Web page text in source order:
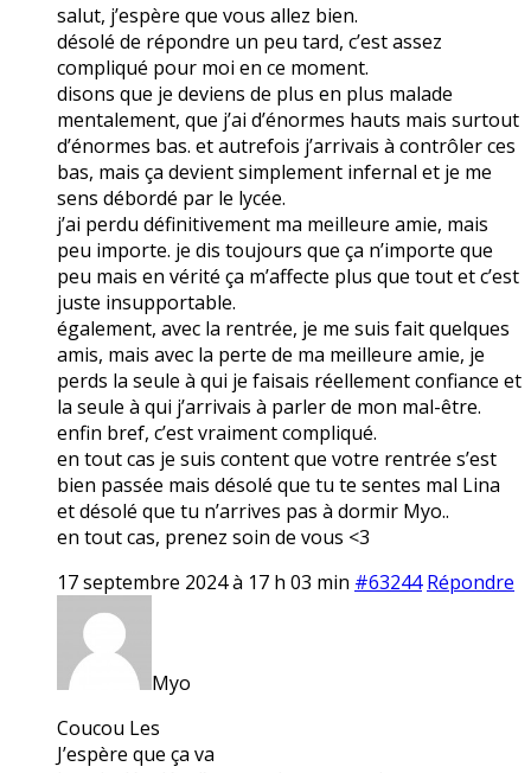
salut, j’espère que vous allez bien.
désolé de répondre un peu tard, c’est assez
compliqué pour moi en ce moment.
disons que je deviens de plus en plus malade
mentalement, que j’ai d’énormes hauts mais surtout
d’énormes bas. et autrefois j’arrivais à contrôler ces
bas, mais ça devient simplement infernal et je me
sens débordé par le lycée.
j’ai perdu définitivement ma meilleure amie, mais
peu importe. je dis toujours que ça n’importe que
peu mais en vérité ça m’affecte plus que tout et c’est
juste insupportable.
également, avec la rentrée, je me suis fait quelques
amis, mais avec la perte de ma meilleure amie, je
perds la seule à qui je faisais réellement confiance et
la seule à qui j’arrivais à parler de mon mal-être.
enfin bref, c’est vraiment compliqué.
en tout cas je suis content que votre rentrée s’est
bien passée mais désolé que tu te sentes mal Lina
et désolé que tu n’arrives pas à dormir Myo..
en tout cas, prenez soin de vous <3
17 septembre 2024 à 17 h 03 min #63244 Répondre
Myo
Coucou Les
J’espère que ça va